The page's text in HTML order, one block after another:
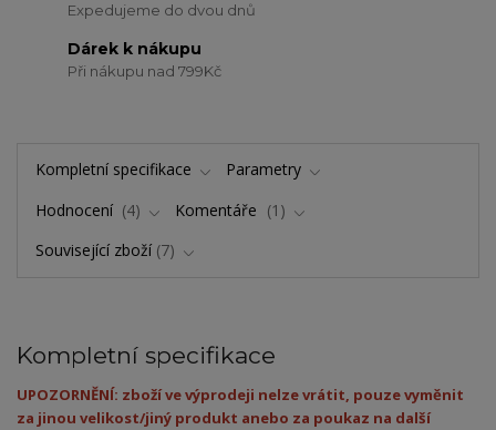
Expedujeme do dvou dnů
Dárek k nákupu
Při nákupu nad 799Kč
Kompletní specifikace
Parametry
Hodnocení
4 Komentáře
1
Související zboží 7
Kompletní specifikace
UPOZORNĚNÍ: zboží ve výprodeji nelze vrátit, pouze vyměnit
za jinou velikost/jiný produkt anebo za poukaz na další